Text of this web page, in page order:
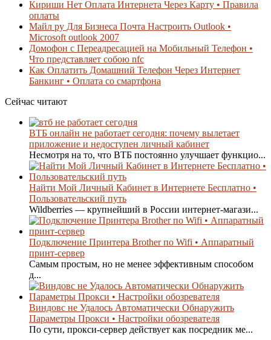
Кириши Нет Оплата Интернета Через Карту • Правила
оплаты
Майл ру Для Бизнеса Почта Настроить Outlook •
Microsoft outlook 2007
Домофон с Переадресацией на Мобильный Телефон •
Что представляет собою nfc
Как Оплатить Домашний Телефон Через Интернет
Банкинг • Оплата со смартфона
Сейчас читают
ВТБ онлайн не работает сегодня: почему вылетает
приложение и недоступен личный кабинет
Несмотря на то, что ВТБ постоянно улучшает функцио...
Найти Мой Личный Кабинет в Интернете Бесплатно •
Пользовательский путь
Wildberries — крупнейший в России интернет-магази...
Подключение Принтера Brother по Wifi • Аппаратный
принт-сервер
Самым простым, но не менее эффективным способом
д...
Виндовс не Удалось Автоматически Обнаружить
Параметры Прокси • Настройки обозревателя
По сути, прокси-сервер действует как посредник ме...